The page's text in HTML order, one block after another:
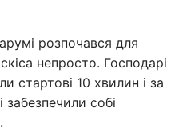
розпочався для
непросто. Господарі
стартові 10 хвилин і за
забезпечили собі